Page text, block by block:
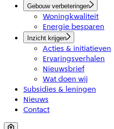
Gebouw verbeteringen
Woningkwaliteit
Energie besparen
Inzicht krijgen
Acties & initiatieven
Ervaringsverhalen
Nieuwsbrief
Wat doen wij
Subsidies & leningen
Nieuws
Contact